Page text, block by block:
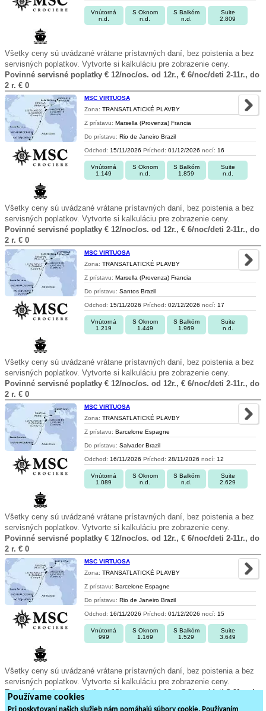
Používame cookies
Vnútorná
n.d.
S Oknom
n.d.
S Balkóm
n.d.
Suite
2.809
Všetky ceny sú uvádzané vrátane prístavných daní, bez poistenia a bez
servisných poplatkov. Vytvorte si kalkuláciu pre zobrazenie ceny.
Povinné servisné poplatky € 12/noc/os. od 12r., € 6/noc/deti 2-11r., do
2 r. € 0
MSC VIRTUOSA
Zona: TRANSATLATICKÉ PLAVBY
Z prístavu: Marsella (Provenza) Francia
Do prístavu: Rio de Janeiro Brazil
Odchod: 15/11/2026 Príchod: 01/12/2026 nocí: 16
Vnútorná
1.149
S Oknom
n.d.
S Balkóm
1.859
Suite
n.d.
Všetky ceny sú uvádzané vrátane prístavných daní, bez poistenia a bez
servisných poplatkov. Vytvorte si kalkuláciu pre zobrazenie ceny.
Povinné servisné poplatky € 12/noc/os. od 12r., € 6/noc/deti 2-11r., do
2 r. € 0
MSC VIRTUOSA
Zona: TRANSATLATICKÉ PLAVBY
Z prístavu: Marsella (Provenza) Francia
Do prístavu: Santos Brazil
Odchod: 15/11/2026 Príchod: 02/12/2026 nocí: 17
Vnútorná
1.219
S Oknom
1.449
S Balkóm
1.969
Suite
n.d.
Všetky ceny sú uvádzané vrátane prístavných daní, bez poistenia a bez
servisných poplatkov. Vytvorte si kalkuláciu pre zobrazenie ceny.
Povinné servisné poplatky € 12/noc/os. od 12r., € 6/noc/deti 2-11r., do
2 r. € 0
MSC VIRTUOSA
Zona: TRANSATLATICKÉ PLAVBY
Z prístavu: Barcelone Espagne
Do prístavu: Salvador Brazil
Odchod: 16/11/2026 Príchod: 28/11/2026 nocí: 12
Vnútorná
1.089
S Oknom
n.d.
S Balkóm
n.d.
Suite
2.629
Všetky ceny sú uvádzané vrátane prístavných daní, bez poistenia a bez
servisných poplatkov. Vytvorte si kalkuláciu pre zobrazenie ceny.
Povinné servisné poplatky € 12/noc/os. od 12r., € 6/noc/deti 2-11r., do
2 r. € 0
MSC VIRTUOSA
Zona: TRANSATLATICKÉ PLAVBY
Z prístavu: Barcelone Espagne
Do prístavu: Rio de Janeiro Brazil
Odchod: 16/11/2026 Príchod: 01/12/2026 nocí: 15
Vnútorná
999
S Oknom
1.169
S Balkóm
1.529
Suite
3.649
Všetky ceny sú uvádzané vrátane prístavných daní, bez poistenia a bez
servisných poplatkov. Vytvorte si kalkuláciu pre zobrazenie ceny.
Povinné servisné poplatky € 12/noc/os. od 12r., € 6/noc/deti 2-11r., do